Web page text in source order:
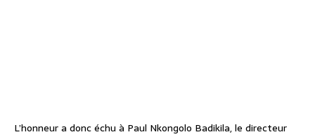
L’honneur a donc échu à Paul Nkongolo Badikila, le directeur